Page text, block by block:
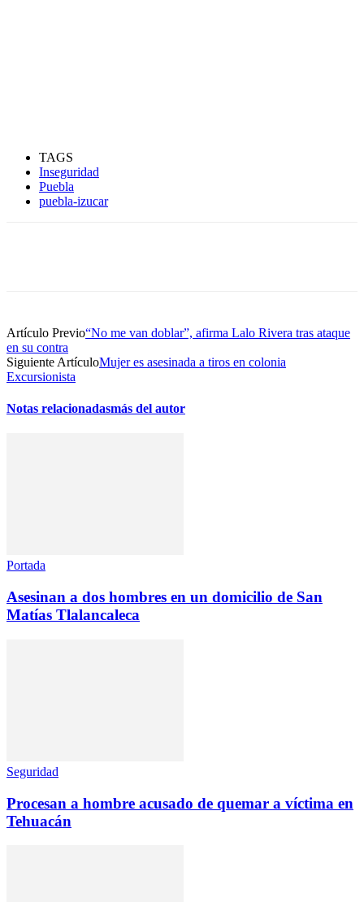
TAGS
Inseguridad
Puebla
puebla-izucar
Artículo Previo“No me van doblar”, afirma Lalo Rivera tras ataque
en su contra
Siguiente ArtículoMujer es asesinada a tiros en colonia
Excursionista
Notas relacionadasmás del autor
Portada
Asesinan a dos hombres en un domicilio de San
Matías Tlalancaleca
Seguridad
Procesan a hombre acusado de quemar a víctima en
Tehuacán